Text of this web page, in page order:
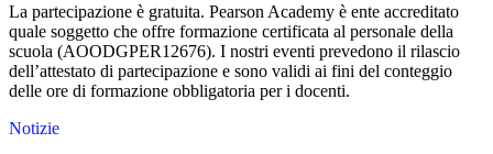
La partecipazione è gratuita. Pearson Academy è ente accreditato
quale soggetto che offre formazione certificata al personale della
scuola (AOODGPER12676). I nostri eventi prevedono il rilascio
dell’attestato di partecipazione e sono validi ai fini del conteggio
delle ore di formazione obbligatoria per i docenti.
Notizie